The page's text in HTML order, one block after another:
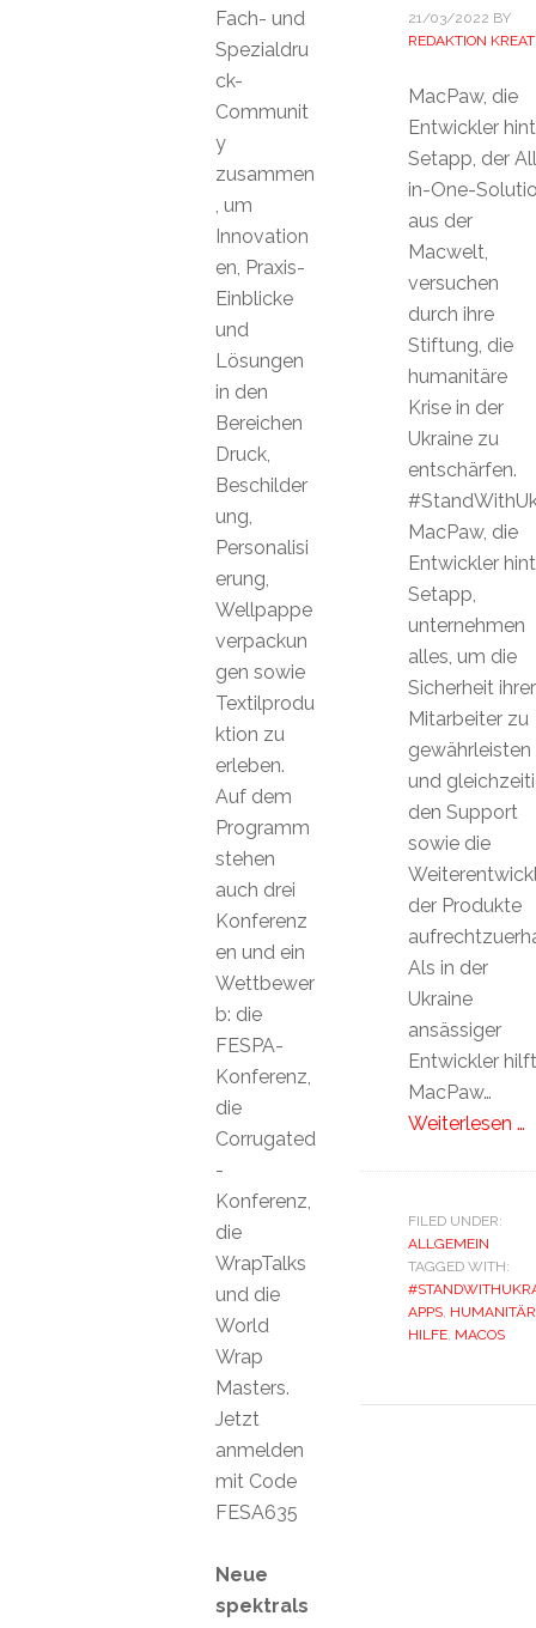
21/03/2022 BY
REDAKTION
MacPaw, die
Entwickler
Setapp, der
in-One-
aus der
Macwelt,
versuchen
durch ihre
Stiftung, die
humanitäre
Krise in der
Ukraine zu
entschärfen.
MacPaw, die
Entwickler
Setapp,
unternehmen
alles, um die
Sicherheit ihrer
Mitarbeiter zu
gewährleisten
und
den Support
sowie die
der Produkte
Als in der
Ukraine
ansässiger
Entwickler hilft
MacPaw…
Weiterlesen …
FILED UNDER:
ALLGEMEIN
TAGGED WITH:
APPS,
HILFE, MACOS
Fach- und
Spezialdru
ck-
Communit
y
zusammen
, um
Innovation
en, Praxis-
Einblicke
und
Lösungen
in den
Bereichen
Druck,
Beschilder
ung,
Personalisi
erung,
Wellpappe
verpackun
gen sowie
Textilprodu
ktion zu
erleben.
Auf dem
Programm
stehen
auch drei
Konferenz
en und ein
Wettbewer
b: die
FESPA-
Konferenz,
die
Corrugated
-
Konferenz,
die
WrapTalks
und die
World
Wrap
Masters.
Jetzt
anmelden
mit Code
FESA635
Neue
spektrals